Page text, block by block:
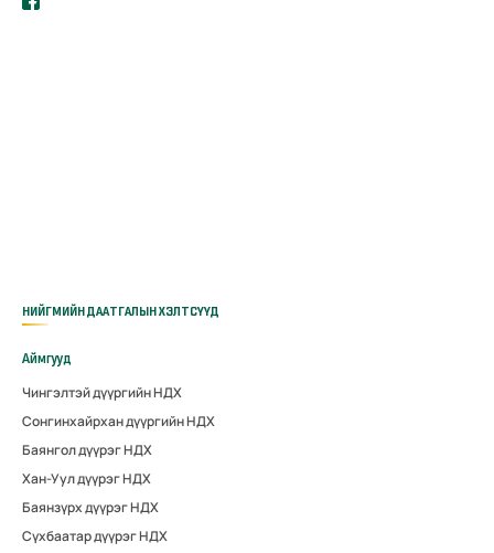
НИЙГМИЙН ДААТГАЛЫН ХЭЛТСҮҮД
Аймгууд
Чингэлтэй дүүргийн НДХ
Сонгинхайрхан дүүргийн НДХ
Баянгол дүүрэг НДХ
Хан-Уул дүүрэг НДХ
Баянзүрх дүүрэг НДХ
Сүхбаатар дүүрэг НДХ